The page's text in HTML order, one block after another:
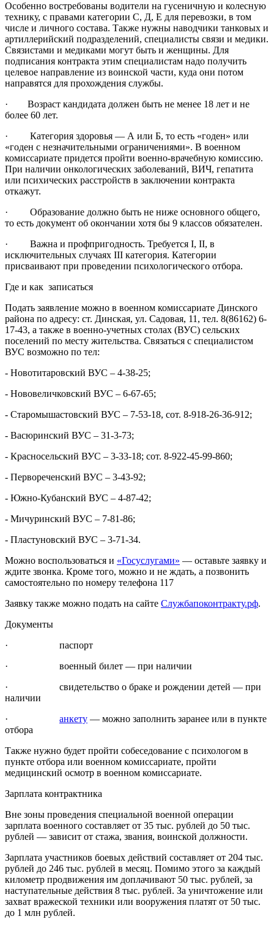
Особенно востребованы водители на гусеничную и колесную
технику, с правами категории С, Д, Е для перевозки, в том
числе и личного состава. Также нужны наводчики танковых и
артиллерийский подразделений, специалисты связи и медики.
Связистами и медиками могут быть и женщины. Для
подписания контракта этим специалистам надо получить
целевое направление из воинской части, куда они потом
направятся для прохождения службы.
· Возраст кандидата должен быть не менее 18 лет и не
более 60 лет.
· Категория здоровья — А или Б, то есть «годен» или
«годен с незначительными ограничениями». В военном
комиссариате придется пройти военно-врачебную комиссию.
При наличии онкологических заболеваний, ВИЧ, гепатита
или психических расстройств в заключении контракта
откажут.
· Образование должно быть не ниже основного общего,
то есть документ об окончании хотя бы 9 классов обязателен.
· Важна и профпригодность. Требуется I, II, в
исключительных случаях III категория. Категории
присваивают при проведении психологического отбора.
Где и как записаться
Подать заявление можно в военном комиссариате Динского
района по адресу: ст. Динская, ул. Садовая, 11, тел. 8(86162) 6-
17-43, а также в военно-учетных столах (ВУС) сельских
поселений по месту жительства. Связаться с специалистом
ВУС возможно по тел:
- Новотитаровский ВУС – 4-38-25;
- Нововеличковский ВУС – 6-67-65;
- Старомышастовский ВУС – 7-53-18, сот. 8-918-26-36-912;
- Васюринский ВУС – 31-3-73;
- Красносельский ВУС – 3-33-18; сот. 8-922-45-99-860;
- Первореченский ВУС – 3-43-92;
- Южно-Кубанский ВУС – 4-87-42;
- Мичуринский ВУС – 7-81-86;
- Пластуновский ВУС – 3-71-34.
Можно воспользоваться и «Госуслугами» — оставьте заявку и
ждите звонка. Кроме того, можно и не ждать, а позвонить
самостоятельно по номеру телефона 117
Заявку также можно подать на сайте Службапоконтракту.рф.
Документы
· паспорт
· военный билет — при наличии
· свидетельство о браке и рождении детей — при
наличии
· анкету — можно заполнить заранее или в пункте
отбора
Также нужно будет пройти собеседование с психологом в
пункте отбора или военном комиссариате, пройти
медицинский осмотр в военном комиссариате.
Зарплата контрактника
Вне зоны проведения специальной военной операции
зарплата военного составляет от 35 тыс. рублей до 50 тыс.
рублей — зависит от стажа, звания, воинской должности.
Зарплата участников боевых действий составляет от 204 тыс.
рублей до 246 тыс. рублей в месяц. Помимо этого за каждый
километр продвижения им доплачивают 50 тыс. рублей, за
наступательные действия 8 тыс. рублей. За уничтожение или
захват вражеской техники или вооружения платят от 50 тыс.
до 1 млн рублей.